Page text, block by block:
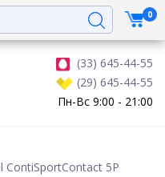
(33) 645-44-55
(29) 645-44-55
Пн-Вс 9:00 - 21:00
0
5P